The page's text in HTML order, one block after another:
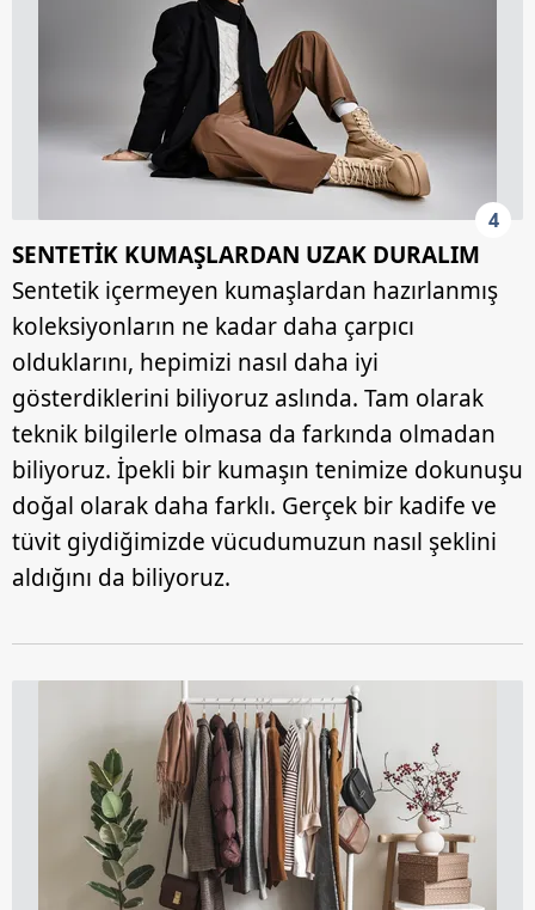
4
SENTETİK KUMAŞLARDAN UZAK DURALIM
Sentetik içermeyen kumaşlardan hazırlanmış
koleksiyonların ne kadar daha çarpıcı
olduklarını, hepimizi nasıl daha iyi
gösterdiklerini biliyoruz aslında. Tam olarak
teknik bilgilerle olmasa da farkında olmadan
biliyoruz. İpekli bir kumaşın tenimize dokunuşu
doğal olarak daha farklı. Gerçek bir kadife ve
tüvit giydiğimizde vücudumuzun nasıl şeklini
aldığını da biliyoruz.